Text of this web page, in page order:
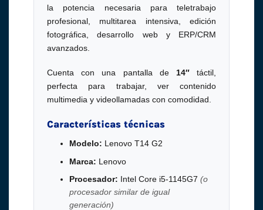
la potencia necesaria para teletrabajo
profesional, multitarea intensiva, edición
fotográfica, desarrollo web y ERP/CRM
avanzados.
Cuenta con una pantalla de 14″táctil,
perfecta para trabajar, ver contenido
multimedia y videollamadas con comodidad.
Características técnicas
Modelo: Lenovo T14 G2
Marca: Lenovo
Procesador: Intel Core i5-1145G7 (o
procesador similar de igual
generación)